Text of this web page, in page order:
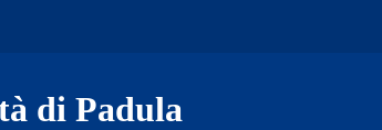
di Padula